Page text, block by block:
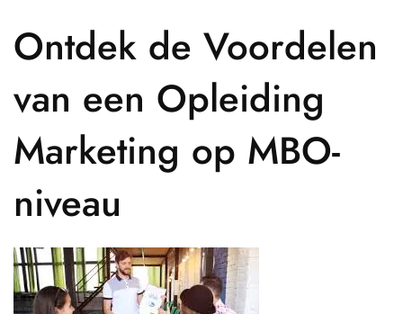
Ontdek de Voordelen
van een Opleiding
Marketing op MBO-
niveau